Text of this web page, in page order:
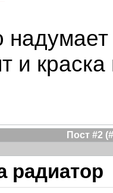
и
Пост #2
радиатор